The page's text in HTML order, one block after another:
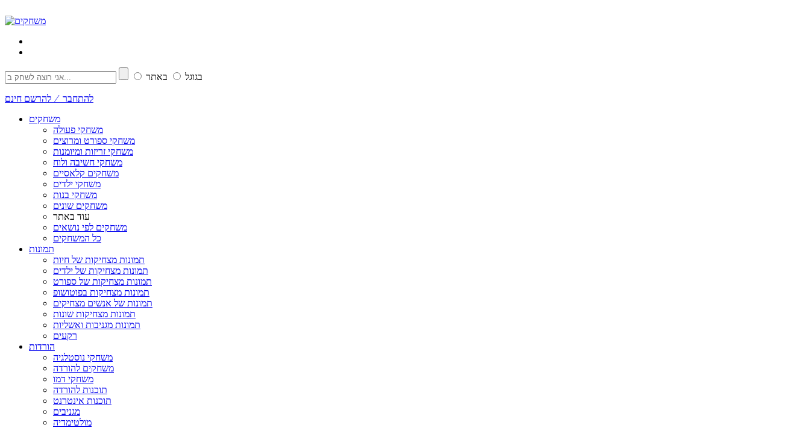
בגוגל באתר
להתחבר ⁄ להרשם חינם
משחקים
משחקי פעולה
משחקי ספורט ומרוצים
משחקי זריזות ומיומנות
משחקי חשיבה ולוח
משחקים קלאסיים
משחקי ילדים
משחקי בנות
משחקים שונים
עוד באתר
משחקים לפי נושאים
כל המשחקים
תמונות
תמונות מצחיקות של חיות
תמונות מצחיקות של ילדים
תמונות מצחיקות של ספורט
תמונות מצחיקות בפוטושופ
תמונות של אנשים מצחיקים
תמונות מצחיקות שונות
תמונות מגניבות ואשליות
רקעים
הורדות
משחקי נוסטלגיה
משחקים להורדה
משחקי דמו
תוכנות להורדה
תוכנות אינטרנט
מגניבים
מולטימדיה